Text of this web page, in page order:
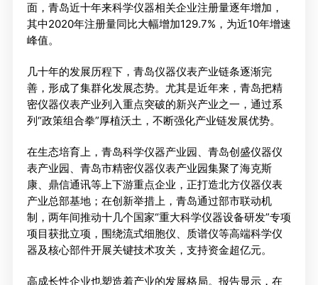
面，青岛近十年来科学仪器相关企业注册量逐年增加，
其中2020年注册量同比大幅增加129.7%，为近10年增速
峰值。
几十年的发展历程下，青岛仪器仪表产业链条逐渐完
善，形成了集群化发展态势。尤其是近年来，青岛把精
密仪器仪表产业列入重点突破的新兴产业之一，通过系
列“政策组合拳”厚植沃土，不断强化产业链发展优势。
在生态培育上，青岛科学仪器产业园、青岛创盛仪器仪
表产业园、青岛市精密仪器仪表产业园集聚了海克斯
康、鼎信通讯等上下游重点企业，正打造北方仪器仪表
产业总部基地；在创新举措上，青岛通过部市联动机
制，两年间推动十几个国家“重大科学仪器设备研发”专项
项目获批立项，围绕流式细胞仪、质谱仪等高端科学仪
器及核心部件开展关键技术攻关，支持资金超亿元。
高成长性企业也塑造着产业的发展格局。报告显示，在